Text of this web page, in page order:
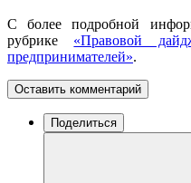
С более подробной
рубрике «Правовой
предпринимателей».
Оставить комментарий
Поделиться